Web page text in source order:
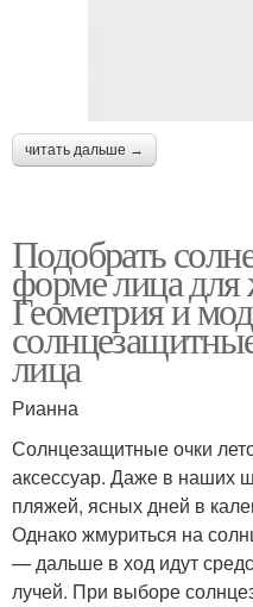
читать дальше →
Подобрать
форме лица
Геометрия и
лица
Рианна
Солнцезащитные очки
аксессуар. Даже в наших
пляжей, ясных дней в
Однако жмуриться на
— дальше в ход идут
лучей. При выборе